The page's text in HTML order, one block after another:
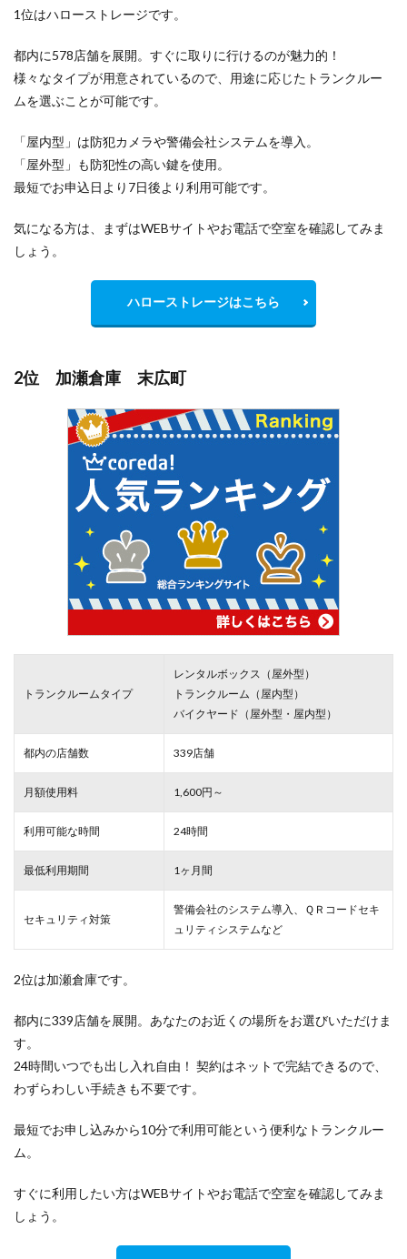
1位はハローストレージです。
都内に578店舗を展開。すぐに取りに行けるのが魅力的！
様々なタイプが用意されているので、用途に応じたトランクルー
ムを選ぶことが可能です。
「屋内型」は防犯カメラや警備会社システムを導入。
「屋外型」も防犯性の高い鍵を使用。
最短でお申込日より7日後より利用可能です。
気になる方は、まずはWEBサイトやお電話で空室を確認してみま
しょう。
ハローストレージはこちら
2位 加瀬倉庫 末広町
トランクルームタイプ
レンタルボックス（屋外型）
トランクルーム（屋内型）
バイクヤード（屋外型・屋内型）
都内の店舗数 339店舗
月額使用料 1,600円～
利用可能な時間 24時間
最低利用期間 1ヶ月間
セキュリティ対策
警備会社のシステム導入、ＱＲコードセキ
ュリティシステムなど
2位は加瀬倉庫です。
都内に339店舗を展開。あなたのお近くの場所をお選びいただけま
す。
24時間いつでも出し入れ自由！ 契約はネットで完結できるので、
わずらわしい手続きも不要です。
最短でお申し込みから10分で利用可能という便利なトランクルー
ム。
すぐに利用したい方はWEBサイトやお電話で空室を確認してみま
しょう。